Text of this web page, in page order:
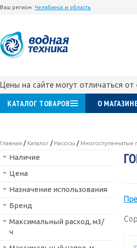
Ваш регион: Челябинск и область
Цены на сайте могут отличаться
КАТАЛОГ ТОВАРОВ О
Главная / Каталог / Насосы / Многоступенчатые
Наличие
Цена
Назначение использования
Бренд
Максимальный расход, м3/
ч